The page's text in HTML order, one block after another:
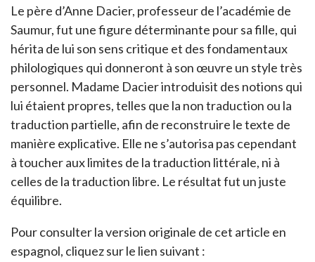
Le père d’Anne Dacier, professeur de l’académie de
Saumur, fut une figure déterminante pour sa fille, qui
hérita de lui son sens critique et des fondamentaux
philologiques qui donneront à son œuvre un style très
personnel. Madame Dacier introduisit des notions qui
lui étaient propres, telles que la non traduction ou la
traduction partielle, afin de reconstruire le texte de
manière explicative. Elle ne s’autorisa pas cependant
à toucher aux limites de la traduction littérale, ni à
celles de la traduction libre. Le résultat fut un juste
équilibre.
Pour consulter la version originale de cet article en
espagnol, cliquez sur le lien suivant :